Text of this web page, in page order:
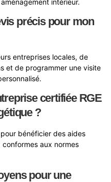
précis pour mon
entreprises locales, de
et de programmer une visite
certifiée RGE
?
bénéficier des aides
aux normes
pour une